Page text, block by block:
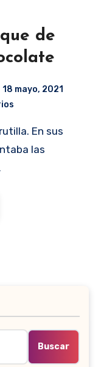
de
18 mayo, 2021
las
Buscar